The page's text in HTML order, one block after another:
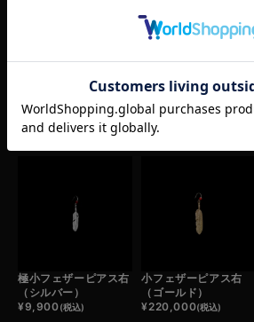
¥38,500(税込)
RECOMMEND ITEM
極小フェザーピアス右
（シルバー）
¥9,900(税込)
小フェザーピアス右
（ゴールド）
¥220,000(税込)